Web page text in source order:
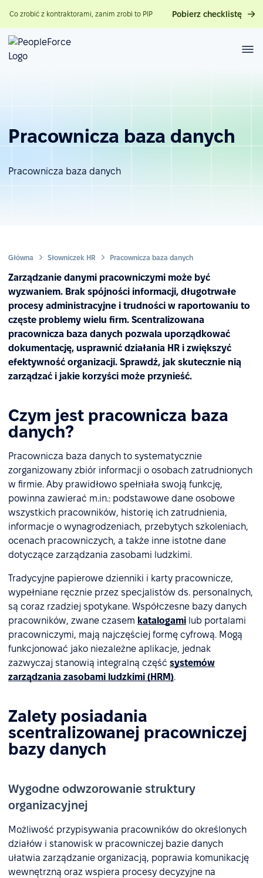
Co zrobić z kontraktorami, zanim zrobi to PIP Pobierz checklistę
Pracownicza baza danych
Pracownicza baza danych
Główna Słowniczek HR Pracownicza baza danych
Zarządzanie danymi pracowniczymi może być
wyzwaniem. Brak spójności informacji, długotrwałe
procesy administracyjne i trudności w raportowaniu to
częste problemy wielu firm. Scentralizowana
pracownicza baza danych pozwala uporządkować
dokumentację, usprawnić działania HR i zwiększyć
efektywność organizacji. Sprawdź, jak skutecznie nią
zarządzać i jakie korzyści może przynieść.
Czym jest pracownicza baza
danych?
Pracownicza baza danych to systematycznie
zorganizowany zbiór informacji o osobach zatrudnionych
w firmie. Aby prawidłowo spełniała swoją funkcję,
powinna zawierać m.in.: podstawowe dane osobowe
wszystkich pracowników, historię ich zatrudnienia,
informacje o wynagrodzeniach, przebytych szkoleniach,
ocenach pracowniczych, a także inne istotne dane
dotyczące zarządzania zasobami ludzkimi.
Tradycyjne papierowe dzienniki i karty pracownicze,
wypełniane ręcznie przez specjalistów ds. personalnych,
są coraz rzadziej spotykane. Współczesne bazy danych
pracowników, zwane czasem katalogami lub portalami
pracowniczymi, mają najczęściej formę cyfrową. Mogą
funkcjonować jako niezależne aplikacje, jednak
zazwyczaj stanowią integralną część systemów
zarządzania zasobami ludzkimi (HRM).
Zalety posiadania
scentralizowanej pracowniczej
bazy danych
Wygodne odwzorowanie struktury
organizacyjnej
Możliwość przypisywania pracowników do określonych
działów i stanowisk w pracowniczej bazie danych
ułatwia zarządzanie organizacją, poprawia komunikację
wewnętrzną oraz wspiera procesy decyzyjne na